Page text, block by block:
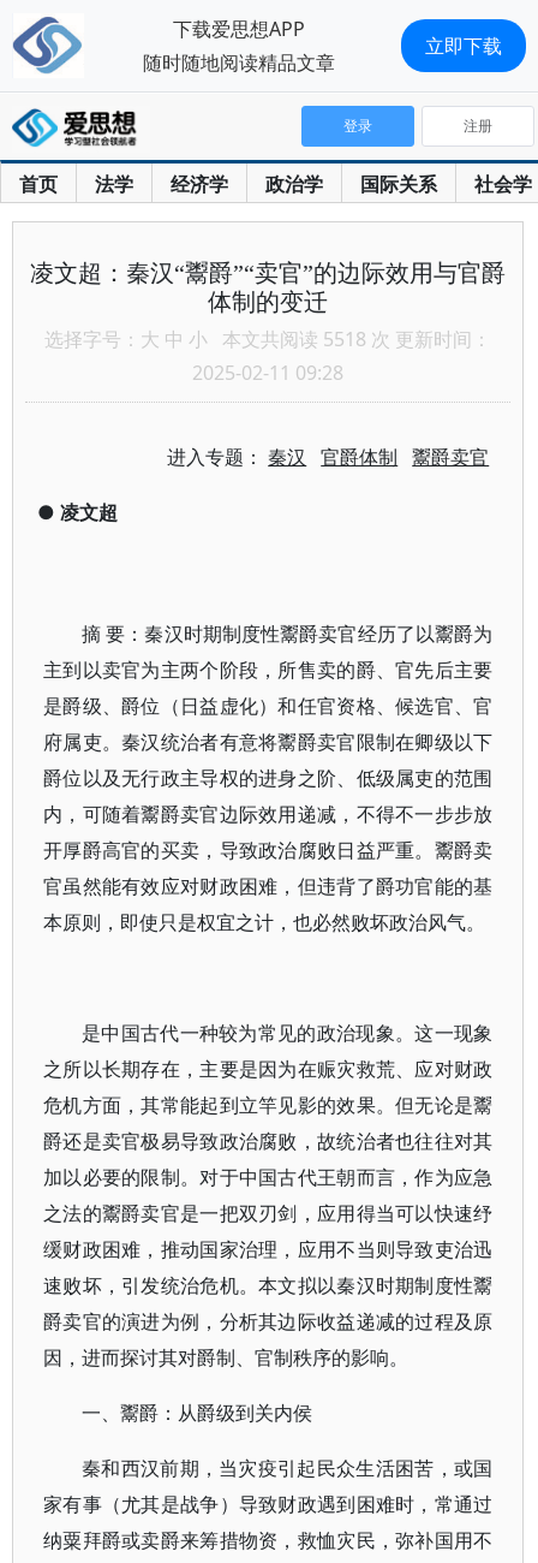
首页 法学 经济学 政治学 国际关系 社会学
登录 注册
凌文超：秦汉“鬻爵”“卖官”的边际效用与官爵
体制的变迁
选择字号： 大 中 小 本文共阅读 5518 次 更新时间：
2025-02-11 09:28
进入专题：秦汉 官爵体制 鬻爵卖官
● 凌文超
摘 要：秦汉时期制度性鬻爵卖官经历了以鬻爵为
主到以卖官为主两个阶段，所售卖的爵、官先后主要
是爵级、爵位（日益虚化）和任官资格、候选官、官
府属吏。秦汉统治者有意将鬻爵卖官限制在卿级以下
爵位以及无行政主导权的进身之阶、低级属吏的范围
内，可随着鬻爵卖官边际效用递减，不得不一步步放
开厚爵高官的买卖，导致政治腐败日益严重。鬻爵卖
官虽然能有效应对财政困难，但违背了爵功官能的基
本原则，即使只是权宜之计，也必然败坏政治风气。
是中国古代一种较为常见的政治现象。这一现象
之所以长期存在，主要是因为在赈灾救荒、应对财政
危机方面，其常能起到立竿见影的效果。但无论是鬻
爵还是卖官极易导致政治腐败，故统治者也往往对其
加以必要的限制。对于中国古代王朝而言，作为应急
之法的鬻爵卖官是一把双刃剑，应用得当可以快速纾
缓财政困难，推动国家治理，应用不当则导致吏治迅
速败坏，引发统治危机。本文拟以秦汉时期制度性鬻
爵卖官的演进为例，分析其边际收益递减的过程及原
因，进而探讨其对爵制、官制秩序的影响。
一、鬻爵：从爵级到关内侯
秦和西汉前期，当灾疫引起民众生活困苦，或国
家有事（尤其是战争）导致财政遇到困难时，常通过
纳粟拜爵或卖爵来筹措物资，救恤灾民，弥补国用不
下载爱思想APP
随时随地阅读精品文章
立即下载